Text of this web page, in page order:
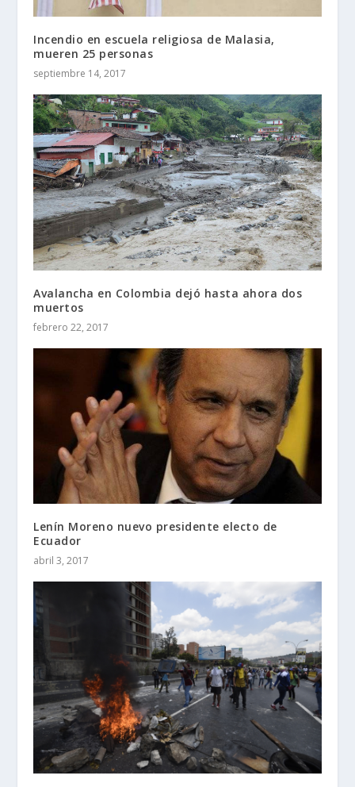
Incendio en escuela religiosa de Malasia,
mueren 25 personas
septiembre 14, 2017
Avalancha en Colombia dejó hasta ahora dos
muertos
febrero 22, 2017
Lenín Moreno nuevo presidente electo de
Ecuador
abril 3, 2017